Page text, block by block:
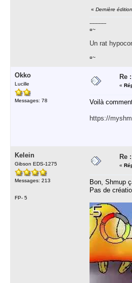
« Dernière
-----------
¤~
Un rat
¤~
Okko
Lucille
Messages: 78
Re
«
Voilà
https://
Kelein
Gibson EDS-1275
Messages: 213
FP- 5
Re
«
Bon, Shmup
Pas de